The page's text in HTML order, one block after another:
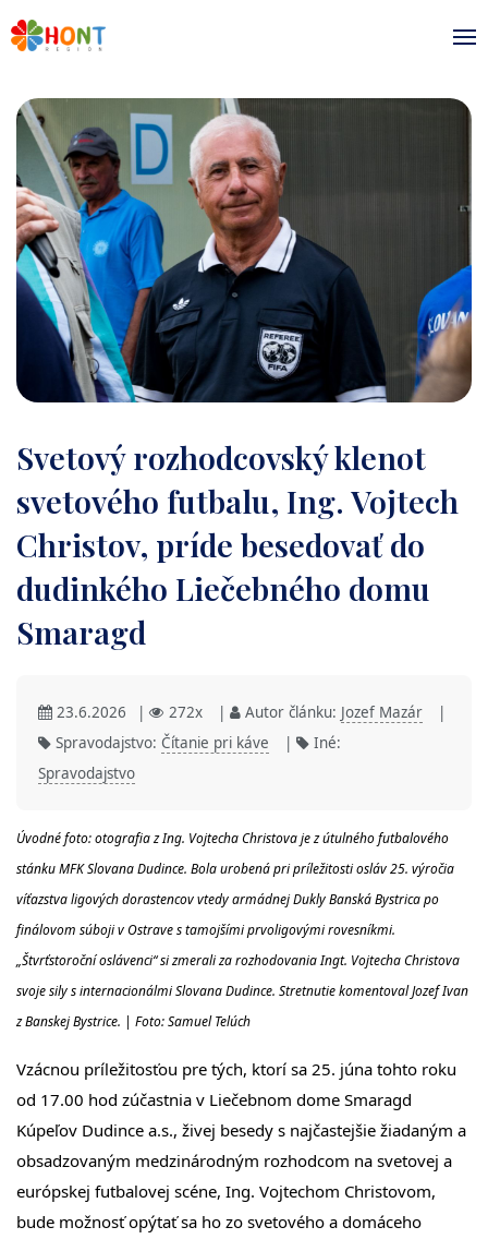
Svetový rozhodcovský klenot
svetového futbalu, Ing. Vojtech
Christov, príde besedovať do
dudinkého Liečebného domu
Smaragd
23.6.2026 | 272x | Autor článku: Jozef Mazár
|
Spravodajstvo: Čítanie pri káve |
Iné:
Spravodajstvo
Úvodné foto: otografia z Ing. Vojtecha Christova je z útulného futbalového
stánku MFK Slovana Dudince. Bola urobená pri príležitosti osláv 25. výročia
víťazstva ligových dorastencov vtedy armádnej Dukly Banská Bystrica po
finálovom súboji v Ostrave s tamojšími prvoligovými rovesníkmi.
„Štvrťstoroční oslávenci“ si zmerali za rozhodovania Ingt. Vojtecha Christova
svoje sily s internacionálmi Slovana Dudince. Stretnutie komentoval Jozef Ivan
z Banskej Bystrice. | Foto: Samuel Telúch
Vzácnou príležitosťou pre tých, ktorí sa 25. júna tohto roku
od 17.00 hod zúčastnia v Liečebnom dome Smaragd
Kúpeľov Dudince a.s., živej besedy s najčastejšie žiadaným a
obsadzovaným medzinárodným rozhodcom na svetovej a
európskej futbalovej scéne, Ing. Vojtechom Christovom,
bude možnosť opýtať sa ho zo svetového a domáceho